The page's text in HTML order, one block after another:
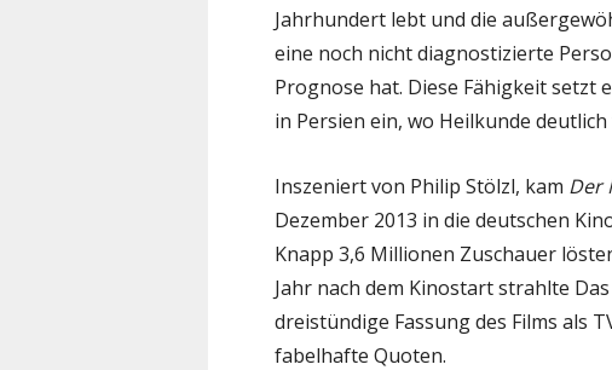
Jahrhundert lebt und die
eine noch nicht diagnostizierte
Prognose hat. Diese Fähigkeit setzt
in Persien ein, wo Heilkunde
Inszeniert von Philip Stölzl, kam Der
Dezember 2013 in die deutschen
Knapp 3,6 Millionen Zuschauer
Jahr nach dem Kinostart strahlte
dreistündige Fassung des Films als
fabelhafte Quoten.